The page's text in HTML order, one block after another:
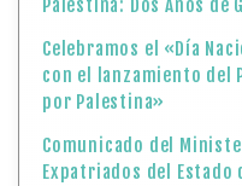
Palestina: Dos Años de
Celebramos el «Día
con el lanzamiento del
por Palestina»
Comunicado del
Expatriados del Estado